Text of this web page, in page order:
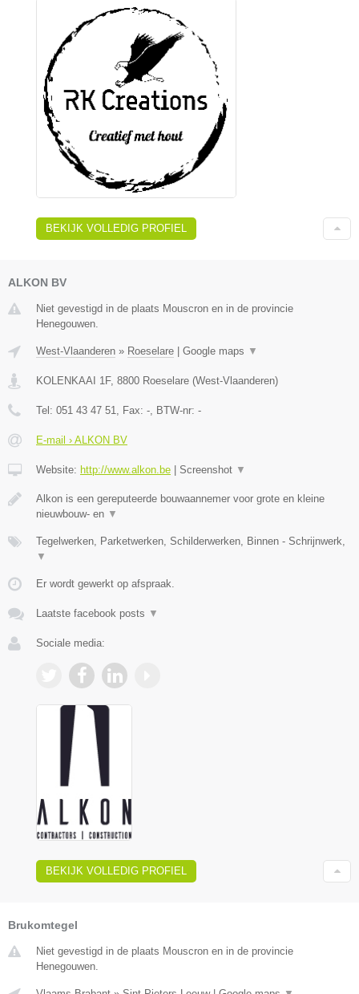
BEKIJK VOLLEDIG PROFIEL
ALKON BV
Niet gevestigd in de plaats Mouscron en in de provincie
Henegouwen.
West-Vlaanderen » Roeselare | Google maps ▼
KOLENKAAI 1F, 8800 Roeselare (West-Vlaanderen)
Tel: 051 43 47 51 , Fax: - , BTW-nr: -
E-mail › ALKON BV
Website: http://www.alkon.be | Screenshot ▼
Alkon is een gereputeerde bouwaannemer voor grote en kleine
nieuwbouw- en ▼
Tegelwerken, Parketwerken, Schilderwerken, Binnen - Schrijnwerk,
▼
Er wordt gewerkt op afspraak.
Laatste facebook posts ▼
Sociale media:
BEKIJK VOLLEDIG PROFIEL
Brukomtegel
Niet gevestigd in de plaats Mouscron en in de provincie
Henegouwen.